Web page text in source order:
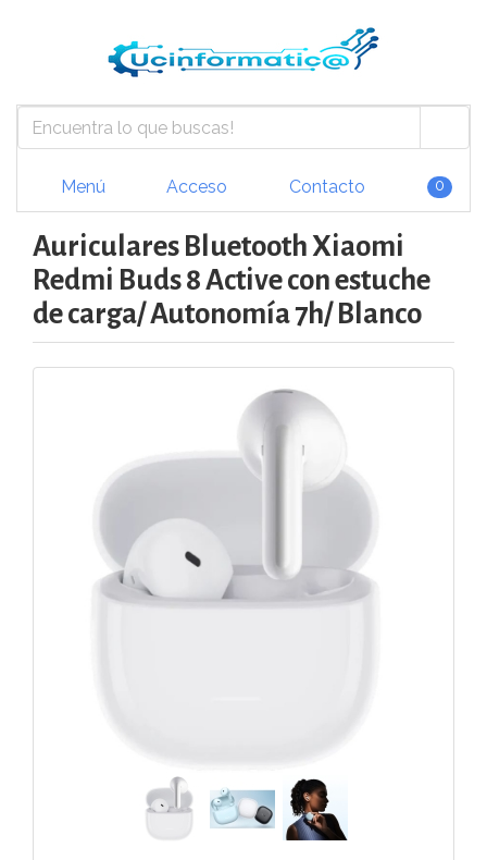
Menú Acceso Contacto 0
Auriculares Bluetooth Xiaomi
Redmi Buds 8 Active con estuche
de carga/ Autonomía 7h/ Blanco